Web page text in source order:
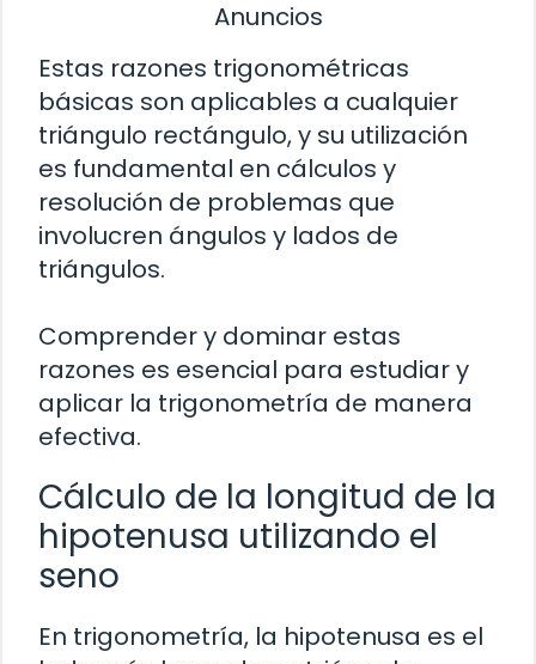
Anuncios
Estas razones trigonométricas
básicas son aplicables a cualquier
triángulo rectángulo, y su utilización
es fundamental en cálculos y
resolución de problemas que
involucren ángulos y lados de
triángulos.
Comprender y dominar estas
razones es esencial para estudiar y
aplicar la trigonometría de manera
efectiva.
Cálculo de la longitud de la
hipotenusa utilizando el
seno
En trigonometría, la hipotenusa es el